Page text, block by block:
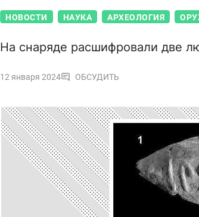
НОВОСТИ НАУКА АРХЕОЛОГИЯ
На снаряде расшифровали две
12 января 2024 ОБСУДИТЬ